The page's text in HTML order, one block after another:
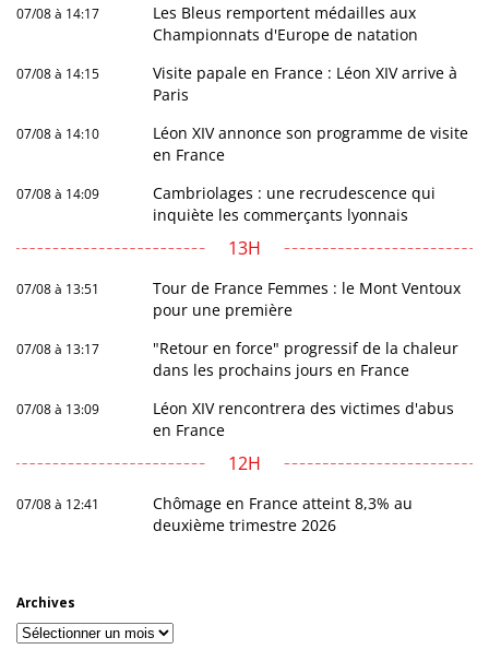
07/08 à 14:17
Les Bleus remportent médailles aux
Championnats d'Europe de natation
07/08 à 14:15
Visite papale en France : Léon XIV arrive à
Paris
07/08 à 14:10
Léon XIV annonce son programme de visite
en France
07/08 à 14:09
Cambriolages : une recrudescence qui
inquiète les commerçants lyonnais
13H
07/08 à 13:51
Tour de France Femmes : le Mont Ventoux
pour une première
07/08 à 13:17
"Retour en force" progressif de la chaleur
dans les prochains jours en France
07/08 à 13:09
Léon XIV rencontrera des victimes d'abus
en France
12H
07/08 à 12:41
Chômage en France atteint 8,3% au
deuxième trimestre 2026
Archives
Archives